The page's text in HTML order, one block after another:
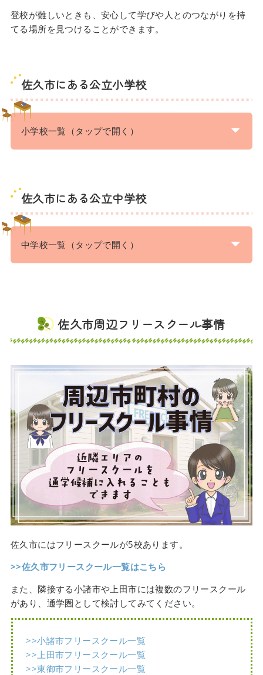
登校が難しいときも、安心して学びや人とのつながりを持
てる場所を見つけることができます。
佐久市にある公立小学校
小学校一覧（タップで開く）
佐久市にある公立中学校
中学校一覧（タップで開く）
佐久市周辺フリースクール事情
佐久市にはフリースクールが5校あります。
>>佐久市フリースクール一覧はこちら
また、隣接する小諸市や上田市には複数のフリースクール
があり、通学圏として検討してみてください。
>>小諸市フリースクール一覧
>>上田市フリースクール一覧
>>東御市フリースクール一覧